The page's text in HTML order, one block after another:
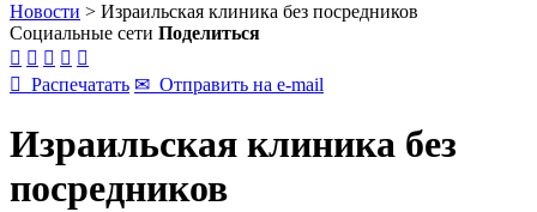
Новости > Израильская клиника без посредников
Социальные сети Поделиться
    
 Распечатать ✉ Отправить на e-mail
Израильская клиника без
посредников